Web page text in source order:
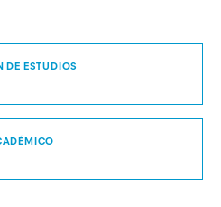
DE ESTUDIOS